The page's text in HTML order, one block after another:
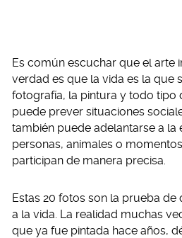
Es común escuchar que el arte
verdad es que la vida es la que
fotografía, la pintura y todo tipo
puede prever situaciones
también puede adelantarse a la
personas, animales o
participan de manera precisa.
Estas 20 fotos son la prueba de
a la vida. La realidad muchas
que ya fue pintada hace años,